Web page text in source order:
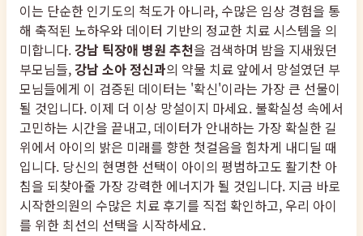
이는 단순한 인기도의 척도가 아니라, 수많은 임상 경험을 통
해 축적된 노하우와 데이터 기반의 정교한 치료 시스템을 의
미합니다. 강남 틱장애 병원 추천을 검색하며 밤을 지새웠던
부모님들, 강남 소아 정신과의 약물 치료 앞에서 망설였던 부
모님들에게 이 검증된 데이터는 '확신'이라는 가장 큰 선물이
될 것입니다. 이제 더 이상 망설이지 마세요. 불확실성 속에서
고민하는 시간을 끝내고, 데이터가 안내하는 가장 확실한 길
위에서 아이의 밝은 미래를 향한 첫걸음을 힘차게 내디딜 때
입니다. 당신의 현명한 선택이 아이의 평범하고도 활기찬 아
침을 되찾아줄 가장 강력한 에너지가 될 것입니다. 지금 바로
시작한의원의 수많은 치료 후기를 직접 확인하고, 우리 아이
를 위한 최선의 선택을 시작하세요.